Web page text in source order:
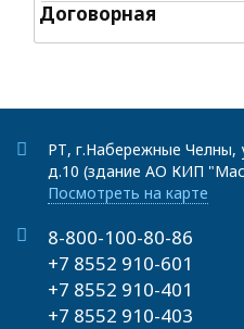
Договорная
РТ, г.Набережные Челны,
д.10 (здание АО КИП
Посмотреть на карте
8-800-100-80-86
+7 8552 910-601
+7 8552 910-401
+7 8552 910-403